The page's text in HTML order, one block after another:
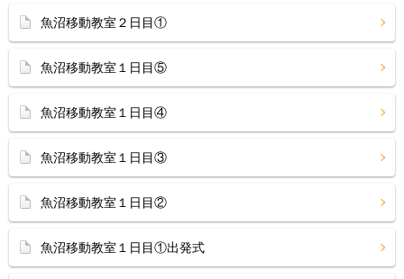
魚沼移動教室２日目①
魚沼移動教室１日目⑤
魚沼移動教室１日目④
魚沼移動教室１日目③
魚沼移動教室１日目②
魚沼移動教室１日目①出発式